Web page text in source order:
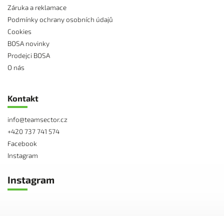
Záruka a reklamace
Podmínky ochrany osobních údajů
Cookies
BOSA novinky
Prodejci BOSA
O nás
Kontakt
info@teamsector.cz
+420 737 741 574
Facebook
Instagram
Instagram